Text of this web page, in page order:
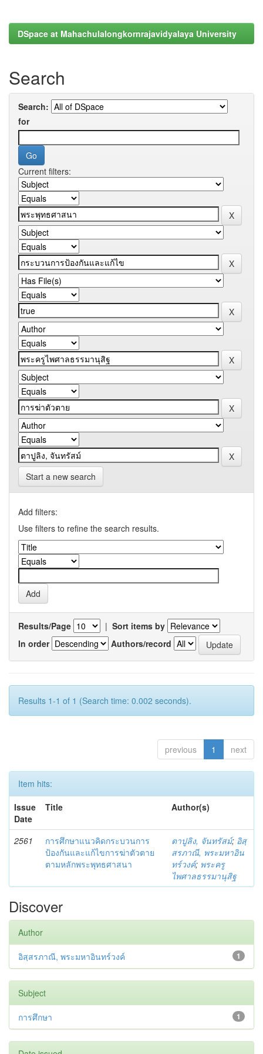
DSpace at Mahachulalongkornrajavidyalaya University
Search
Search:
for
Current filters:
Start a new search
Add filters:
Use filters to refine the search results.
Results/Page | Sort items by
In order
Authors/record
Results 1-1 of 1 (Search time: 0.002 seconds).
previous 1 next
Item hits:
Issue
Date
Title Author(s)
2561
การศึกษาแนวคิดกระบวนการ
ป้องกันและแก้ไขการฆ่าตัวตาย
ตามหลักพระพุทธศาสนา
ตาปูลิง, จันทรัสม์; อิสฺ
สรภาณี, พระมหาอิน
ทร์วงค์; พระครู
ไพศาลธรรมานุสิฐ
Discover
Author
1
อิสฺสรภาณี, พระมหาอินทร์วงค์
Subject
1
การศึกษา